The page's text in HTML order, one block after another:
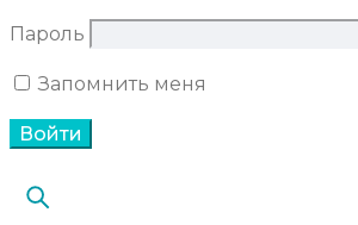
Пароль
Запомнить меня